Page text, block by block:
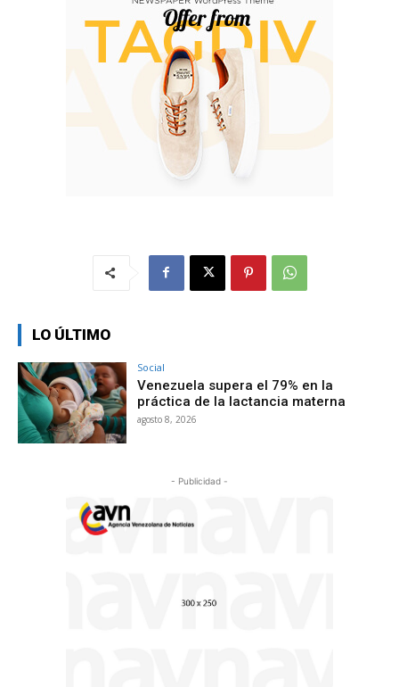
LO ÚLTIMO
Social
Venezuela supera el 79% en la
práctica de la lactancia materna
agosto 8, 2026
- Publicidad -